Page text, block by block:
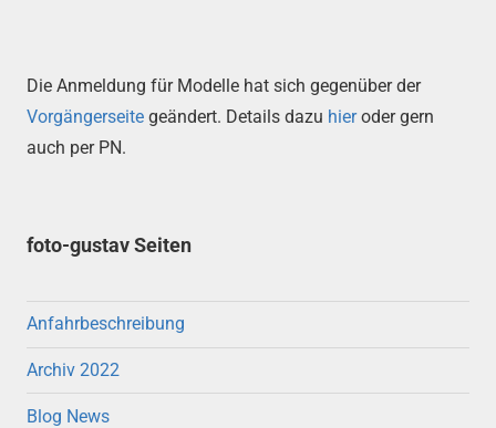
Die Anmeldung für Modelle hat sich gegenüber der
Vorgängerseite geändert. Details dazu hieroder gern
auch per PN.
foto-gustav Seiten
Anfahrbeschreibung
Archiv 2022
Blog News